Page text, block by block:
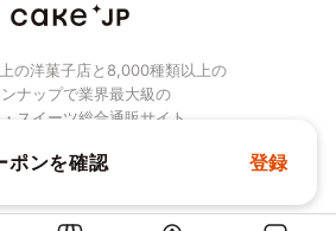
の洋菓子店と8,000種類以上の
ナップで業界最大級の
スイーツ総合通販サイト
Cake.jp Co., Ltd.
ポンを確認 登録